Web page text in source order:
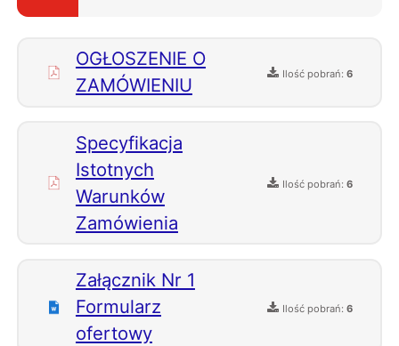
OGŁOSZENIE O
ZAMÓWIENIU
Ilość pobrań: 6
Specyfikacja
Istotnych
Warunków
Zamówienia
Ilość pobrań: 6
Załącznik Nr 1
Formularz
ofertowy
Ilość pobrań: 6